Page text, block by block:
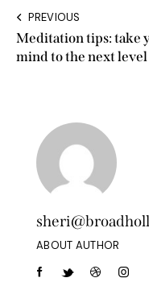
PREVIOUS
Meditation tips: take
mind to the next level
ABOUT AUTHOR